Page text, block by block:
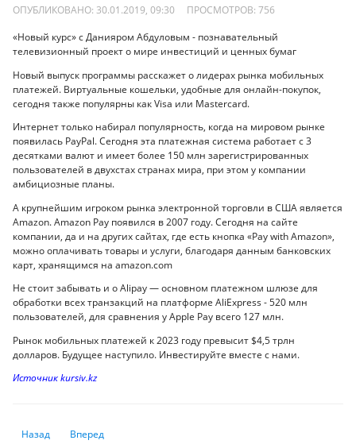
ОПУБЛИКОВАНО: 30.01.2019, 09:30 ПРОСМОТРОВ: 756
«Новый курс» с Данияром Абдуловым - познавательный
телевизионный проект о мире инвестиций и ценных бумаг
Новый выпуск программы расскажет о лидерах рынка мобильных
платежей. Виртуальные кошельки, удобные для онлайн-покупок,
сегодня также популярны как Visa или Mastercard.
Интернет только набирал популярность, когда на мировом рынке
появилась PayPal. Сегодня эта платежная система работает с 3
десятками валют и имеет более 150 млн зарегистрированных
пользователей в двухстах странах мира, при этом у компании
амбициозные планы.
А крупнейшим игроком рынка электронной торговли в США является
Amazon. Amazon Pay появился в 2007 году. Сегодня на сайте
компании, да и на других сайтах, где есть кнопка «Pay with Amazon»,
можно оплачивать товары и услуги, благодаря данным банковских
карт, хранящимся на amazon.com
Не стоит забывать и о Alipaу — основном платежном шлюзе для
обработки всех транзакций на платформе AliExpress - 520 млн
пользователей, для сравнения у Apple Pay всего 127 млн.
Рынок мобильных платежей к 2023 году превысит $4,5 трлн
долларов. Будущее наступило. Инвестируйте вместе с нами.
Источник kursiv.kz
Предыдущий: Московская биржа купила 32 360 акций KASE.
Назад Следующий: «Баспана» разместит на KASE облигации на 5
Вперед